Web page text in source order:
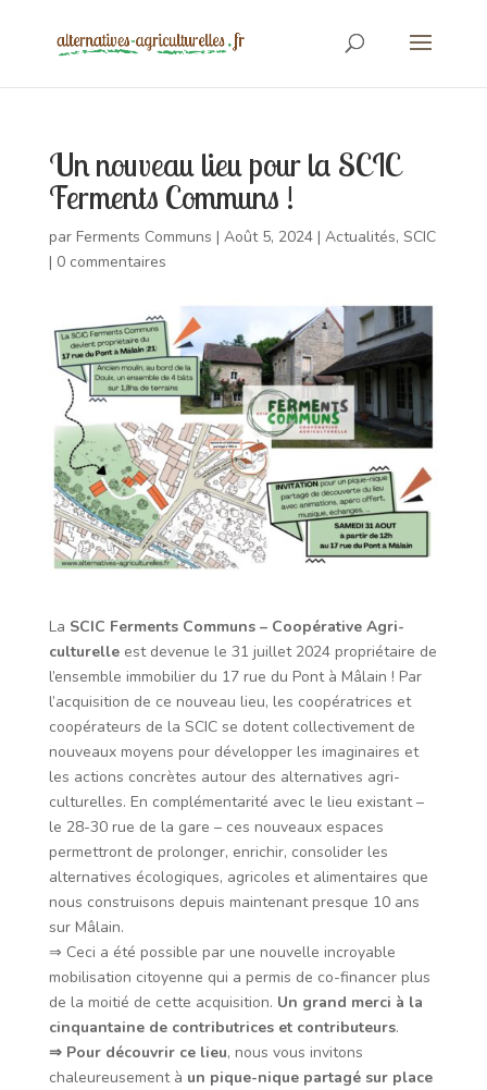
Un nouveau lieu pour la SCIC
Ferments Communs !
par Ferments Communs | Août 5, 2024| Actualités, SCIC
| 0 commentaires
La SCIC Ferments Communs – Coopérative Agri-
culturelleest devenue le 31 juillet 2024 propriétaire de
l’ensemble immobilier du 17 rue du Pont à Mâlain ! Par
l’acquisition de ce nouveau lieu, les coopératrices et
coopérateurs de la SCIC se dotent collectivement de
nouveaux moyens pour développer les imaginaires et
les actions concrètes autour des alternatives agri-
culturelles. En complémentarité avec le lieu existant –
le 28-30 rue de la gare – ces nouveaux espaces
permettront de prolonger, enrichir, consolider les
alternatives écologiques, agricoles et alimentaires que
nous construisons depuis maintenant presque 10 ans
sur Mâlain.
⇒ Ceci a été possible par une nouvelle incroyable
mobilisation citoyenne qui a permis de co-financer plus
de la moitié de cette acquisition. Un grand merci à la
cinquantaine de contributrices et contributeurs.
⇒ Pour découvrir ce lieu, nous vous invitons
chaleureusement à un pique-nique partagé sur place